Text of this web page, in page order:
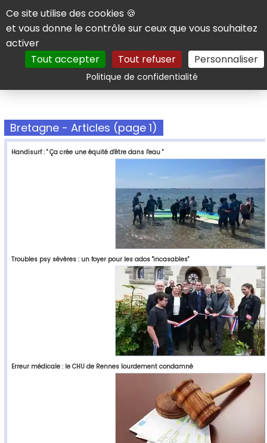
Panneau de gestion des cookies
Ce site utilise des cookies 🍪
et vous donne le contrôle sur ceux que vous souhaitez
activer
Tout accepter
Tout refuser Personnaliser
Politique de confidentialitéRechercher
Bretagne - Articles (page 1)
Handisurf : " Ça crée une équité d'être dans l'eau "
Troubles psy sévères : un foyer pour les ados "incasables"
Erreur médicale : le CHU de Rennes lourdement condamné